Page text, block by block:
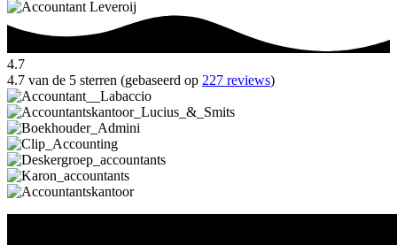
4.7
4.7 van de 5 sterren (gebaseerd op 227 reviews)